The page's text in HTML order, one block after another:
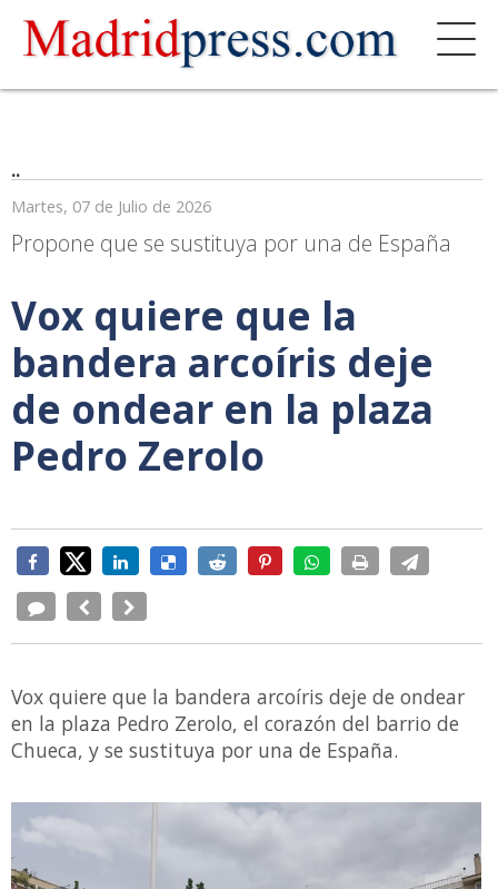
..
Martes, 07 de Julio de 2026
Propone que se sustituya por una de España
Vox quiere que la
bandera arcoíris deje
de ondear en la plaza
Pedro Zerolo
Vox quiere que la bandera arcoíris deje de ondear
en la plaza Pedro Zerolo, el corazón del barrio de
Chueca, y se sustituya por una de España.